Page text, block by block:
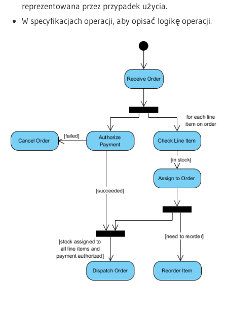
reprezentowana przez przypadek użycia.
W specyfikacjach operacji, aby opisać logikę operacji.